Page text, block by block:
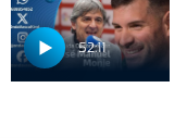
52:11